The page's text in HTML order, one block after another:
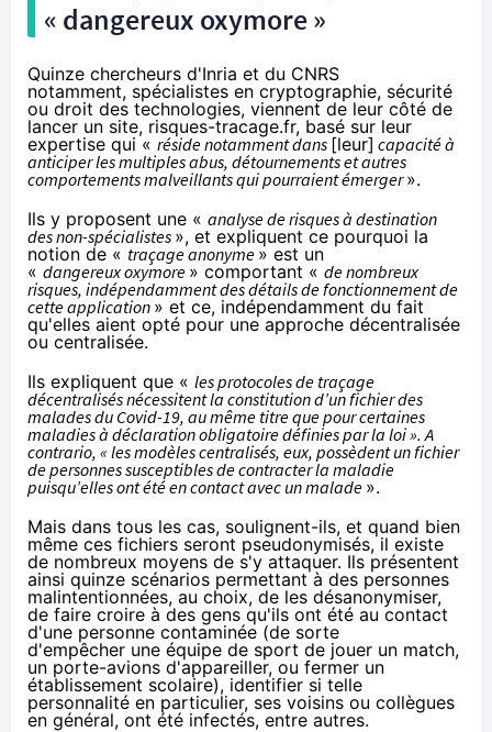
« dangereux oxymore »
Quinze chercheurs d'Inria et du CNRS
notamment, spécialistes en cryptographie, sécurité
ou droit des technologies, viennent de leur côté de
lancer un site, risques-tracage.fr, basé sur leur
expertise qui « réside notamment dans [leur] capacité à
anticiper les multiples abus, détournements et autres
comportements malveillants qui pourraient émerger».
Ils y proposent une « analyse de risques à destination
des non-spécialistes », et expliquent ce pourquoi la
notion de « traçage anonyme » est un
« dangereuxoxymore » comportant « de nombreux
risques, indépendamment des détails de fonctionnement de
cette application » et ce, indépendamment du fait
qu'elles aient opté pour une approche décentralisée
ou centralisée.
Ils expliquent que « les protocoles de traçage
décentralisés nécessitent la constitution d’un fichier des
malades du Covid-19, au même titre que pour certaines
maladies à déclaration obligatoire définies par la loi ». A
contrario, « les modèles centralisés, eux, possèdent un fichier
de personnes susceptibles de contracter la maladie
puisqu’elles ont été en contact avec un malade ».
Mais dans tous les cas, soulignent-ils, et quand bien
même ces fichiers seront pseudonymisés, il existe
de nombreux moyens de s'y attaquer. Ils présentent
ainsi quinze scénarios permettant à des personnes
malintentionnées, au choix, de les désanonymiser,
de faire croire à des gens qu'ils ont été au contact
d'une personne contaminée (de sorte
d'empêcher une équipe de sport de jouer un match,
un porte-avions d'appareiller, ou fermer un
établissement scolaire), identifier si telle
personnalité en particulier, ses voisins ou collègues
en général, ont été infectés, entre autres.